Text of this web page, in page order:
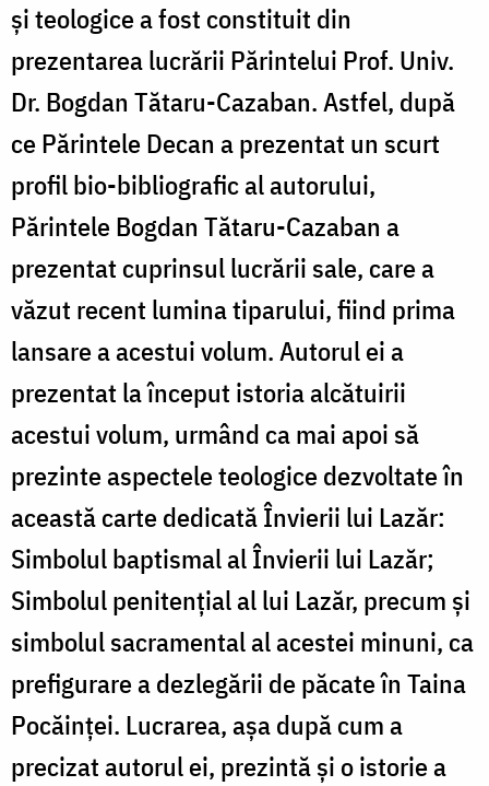
și teologice a fost constituit din
prezentarea lucrării Părintelui Prof. Univ.
Dr. Bogdan Tătaru-Cazaban. Astfel, după
ce Părintele Decan a prezentat un scurt
profil bio-bibliografic al autorului,
Părintele Bogdan Tătaru-Cazaban a
prezentat cuprinsul lucrării sale, care a
văzut recent lumina tiparului, fiind prima
lansare a acestui volum. Autorul ei a
prezentat la început istoria alcătuirii
acestui volum, urmând ca mai apoi să
prezinte aspectele teologice dezvoltate în
această carte dedicată Învierii lui Lazăr:
Simbolul baptismal al Învierii lui Lazăr;
Simbolul penitențial al lui Lazăr, precum și
simbolul sacramental al acestei minuni, ca
prefigurare a dezlegării de păcate în Taina
Pocăinței. Lucrarea, așa după cum a
precizat autorul ei, prezintă și o istorie a